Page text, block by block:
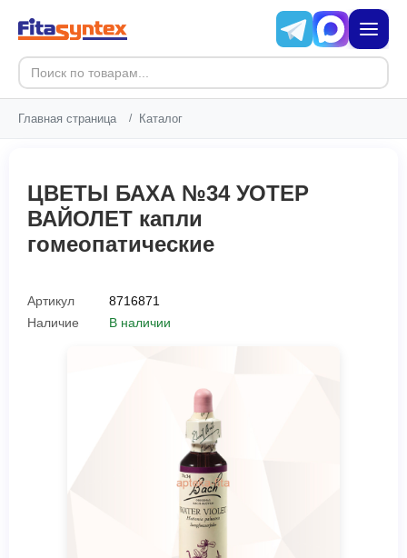
Главная страница / Каталог
ЦВЕТЫ БАХА №34 УОТЕР
ВАЙОЛЕТ капли
гомеопатические
Артикул
8716871
Наличие
В наличии